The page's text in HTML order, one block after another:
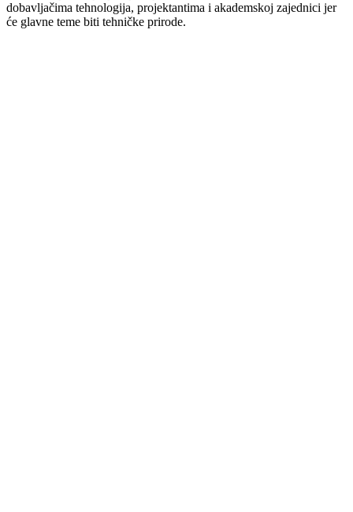
dobavljačima tehnologija, projektantima i akademskoj zajednici jer
će glavne teme biti tehničke prirode.